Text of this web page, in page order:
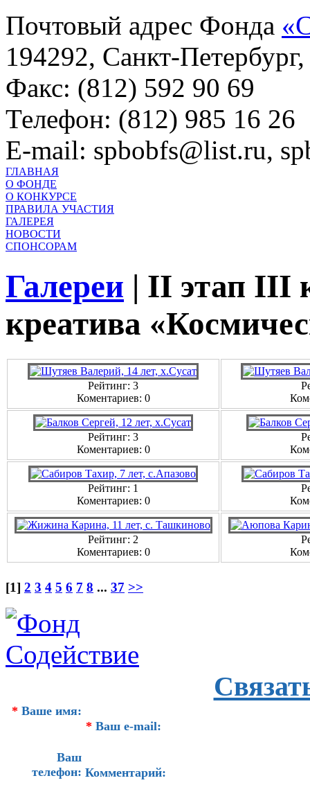
Почтовый адрес Фонда
194292, Санкт-
Факс: (812) 592 90 69
Телефон: (812) 985 16 26
E-mail: spbobfs@list.ru,
ГЛАВНАЯ
О ФОНДЕ
О КОНКУРСЕ
ПРАВИЛА УЧАСТИЯ
ГАЛЕРЕЯ
НОВОСТИ
СПОНСОРАМ
Галереи | II этап III
креатива
Рейтинг: 3
Коментариев: 0
Рейтинг: 3
Коментариев: 0
Рейтинг: 1
Коментариев: 0
Рейтинг: 2
Коментариев: 0
[1] 2 3 4 5 6 7 8 ... 37 >>
* Ваше имя:
* Ваш e-mail:
Ваш
телефон: Комментарий: